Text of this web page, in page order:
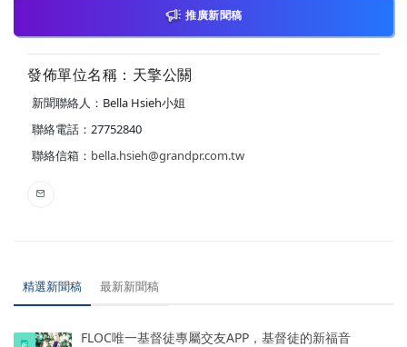
推廣新聞稿
發佈單位名稱：天擎公關
新聞聯絡人：Bella Hsieh小姐
聯絡電話：27752840
聯絡信箱： bella.hsieh@grandpr.com.tw
精選新聞稿 最新新聞稿
FLOC唯一基督徒專屬交友APP，基督徒的新福音